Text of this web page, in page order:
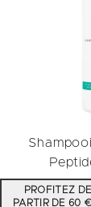
PROFITEZ
PARTIR DE 60